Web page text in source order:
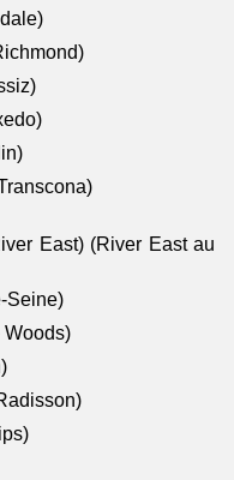
East) (River East au
Seine)